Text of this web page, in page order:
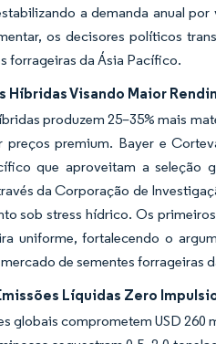
a demanda anual
os decisores políticos
forrageiras da Ásia Pacífico.
Híbridas Visando Maior
produzem 25–35% mais
premium. Bayer e
que aproveitam a seleção
da Corporação de
sob stress hídrico. Os
uniforme, fortalecendo o
de sementes forrageiras
Líquidas Zero
globais comprometem USD